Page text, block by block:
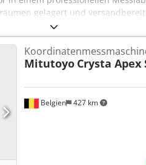
gelagert und
* Baujahr: 2005 * Seriennummer:
CAA schwenkbarer Tasterkopf *
durchgeführt (Dokumentation
* Sofort verlade- und
* Renishaw RDS-CAA
technische
ist nach
Belgien 427 km
Mitutoyo Crysta Apex